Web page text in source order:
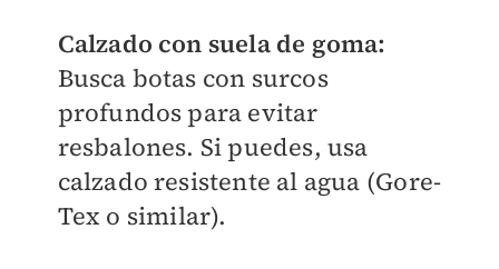
Calzado con suela de goma:
Busca botas con surcos
profundos para evitar
resbalones. Si puedes, usa
calzado resistente al agua (Gore-
Tex o similar).